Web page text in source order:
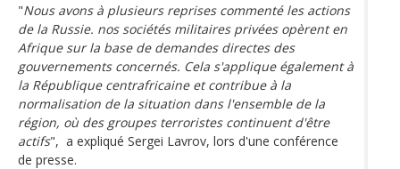
"Nous avons à plusieurs reprises commenté les actions
de la Russie. nos sociétés militaires privées opèrent en
Afrique sur la base de demandes directes des
gouvernements concernés. Cela s'applique également à
la République centrafricaine et contribue à la
normalisation de la situation dans l'ensemble de la
région, où des groupes terroristes continuent d'être
actifs", a expliqué Sergei Lavrov, lors d'une conférence
de presse.